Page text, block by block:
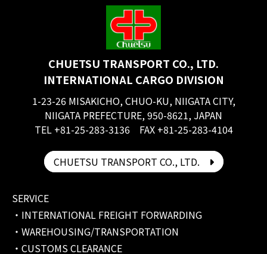
CHUETSU TRANSPORT CO., LTD.
INTERNATIONAL CARGO DIVISION
1-23-26 MISAKICHO, CHUO-KU, NIIGATA CITY,
NIIGATA PREFECTURE, 950-8621, JAPAN
TEL +81-25-283-3136 FAX +81-25-283-4104
CHUETSU TRANSPORT CO., LTD.
SERVICE
INTERNATIONAL FREIGHT FORWARDING
WAREHOUSING/TRANSPORTATION
CUSTOMS CLEARANCE